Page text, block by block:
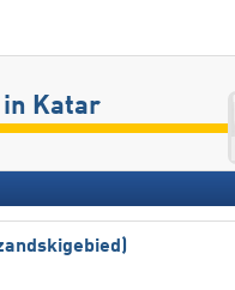
in Katar